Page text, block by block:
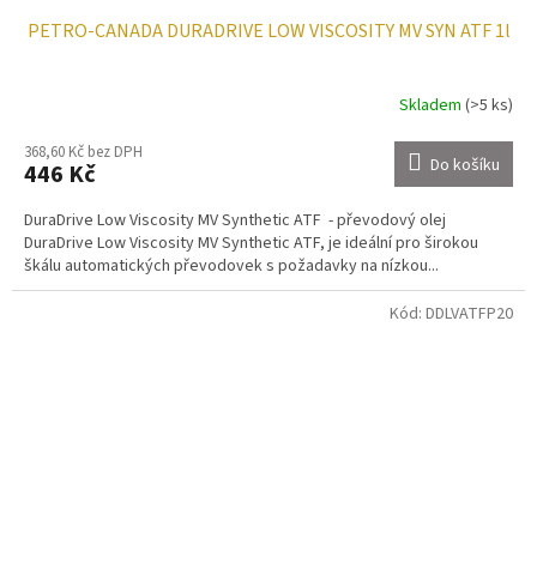
PETRO-CANADA DURADRIVE LOW VISCOSITY MV SYN ATF 1l
Skladem (>5 ks)
368,60 Kč bez DPH
446 Kč Do košíku
DuraDrive Low Viscosity MV Synthetic ATF - převodový olej
DuraDrive Low Viscosity MV Synthetic ATF, je ideální pro širokou
škálu automatických převodovek s požadavky na nízkou...
Kód: DDLVATFP20